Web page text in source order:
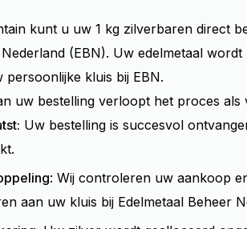
kunt u uw 1 kg zilverbaren direct
(EBN). Uw edelmetaal
persoonlijke kluis bij EBN.
uw bestelling verloopt het proces als
Uw bestelling is succesvol
: Wij controleren uw aankoop
aan uw kluis bij Edelmetaal Beheer